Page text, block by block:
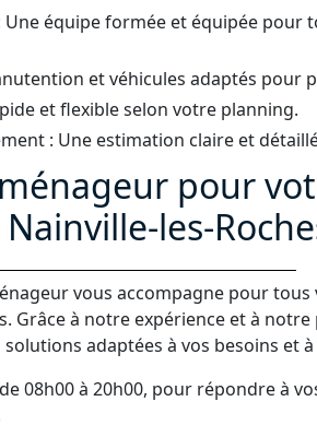
équipe formée et équipée pour
et véhicules adaptés pour
et flexible selon votre planning.
: Une estimation claire et
pour
les-
vous accompagne pour tous
Grâce à notre expérience et à
adaptées à vos besoins et
08h00 à 20h00, pour répondre à